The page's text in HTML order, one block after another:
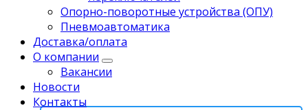
Опорно-поворотные устройства (ОПУ)
Пневмоавтоматика
Доставка/оплата
О компании
Вакансии
Новости
Контакты